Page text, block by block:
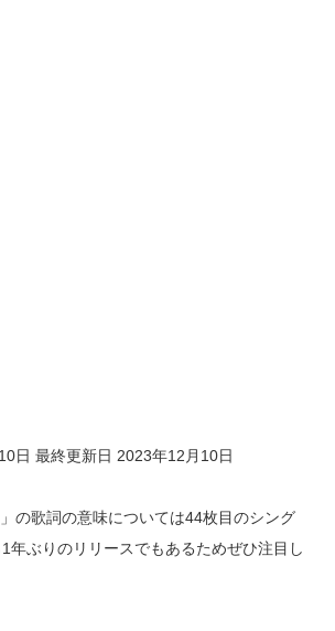
日 最終更新日 2023年12月10日
の歌詞の意味については44枚目のシング
年ぶりのリリースでもあるためぜひ注目し